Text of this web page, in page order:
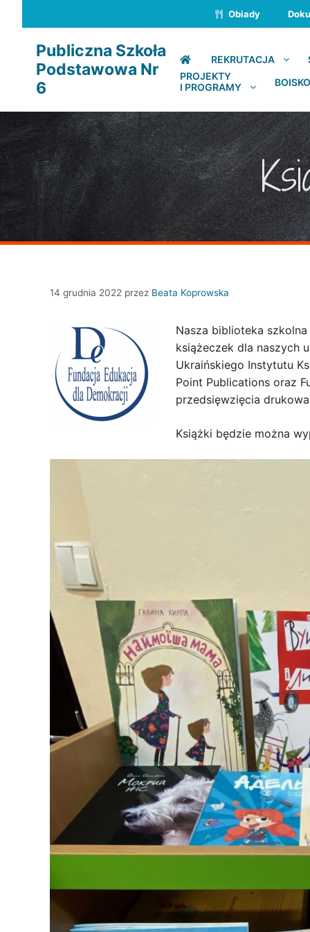
Obiady
Publiczna Szkoła
Podstawowa Nr
6
REKRUTACJA
PROJEKTY
I PROGRAMY
14 grudnia 2022 przez Beata Koprowska
Nasza biblioteka
książeczek dla naszych
Ukraińskiego Instytutu
Point Publications oraz
przedsięwzięcia
Książki będzie można